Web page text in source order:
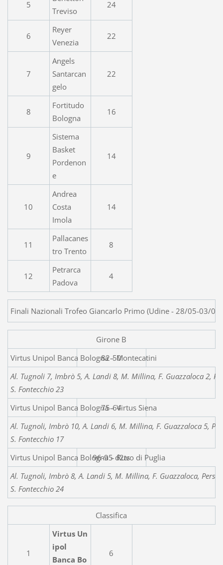
5
Treviso
24
6
Reyer
Venezia
22
7
Angels
Santarcan
gelo
22
8
Fortitudo
Bologna
16
9
Sistema
Basket
Pordenon
e
14
10
Andrea
Costa
Imola
14
11
Pallacanes
tro Trento
8
12
Petrarca
Padova
4
Finali Nazionali Trofeo Giancarlo Primo (Udine - 28/05-03/
Girone B
Virtus Unipol Banca
82-50
Al. Tugnoli 7, Imbrò 5, A. Landi 8, M. Millina, F. Guazzaloca 2,
S. Fontecchio 23
Virtus Unipol Banca Bologna – Virtus Siena
75-64
Al. Tugnoli, Imbrò 10, A. Landi 6, M. Millina, F. Guazzaloca 5,
S. Fontecchio 17
Virtus Unipol Banca Bologna – Ruvo di Puglia
96-95 d2ts
Al. Tugnoli, Imbrò 8, A. Landi 5, M. Millina, F. Guazzaloca,
S. Fontecchio 24
Classifica
1
Virtus Un
ipol
Banca Bo
6